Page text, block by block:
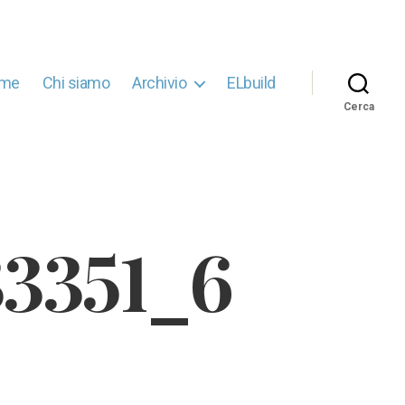
Chi siamo Archivio ELbuild
Cerca